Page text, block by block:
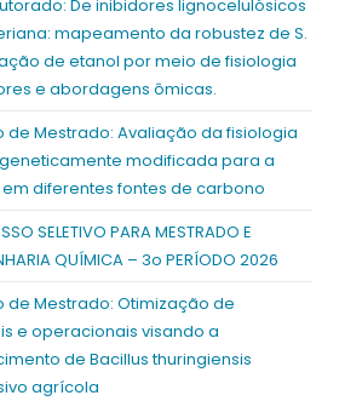
De inibidores lignocelulósicos
mapeamento da robustez de S.
de etanol por meio de fisiologia
e abordagens ômicas.
de Mestrado: Avaliação da fisiologia
modificada para a
diferentes fontes de carbono
SELETIVO PARA MESTRADO E
QUÍMICA – 3o PERÍODO 2026
de Mestrado: Otimização de
e operacionais visando a
de Bacillus thuringiensis
agrícola